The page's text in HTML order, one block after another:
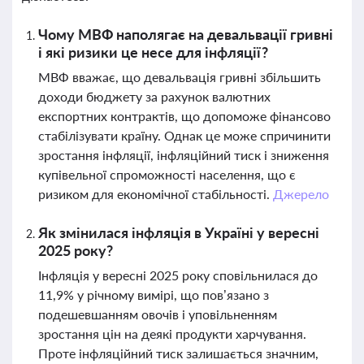
Чому МВФ наполягає на девальвації гривні
і які ризики це несе для інфляції?
МВФ вважає, що девальвація гривні збільшить
доходи бюджету за рахунок валютних
експортних контрактів, що допоможе фінансово
стабілізувати країну. Однак це може спричинити
зростання інфляції, інфляційний тиск і зниження
купівельної спроможності населення, що є
ризиком для економічної стабільності. Джерело
Як змінилася інфляція в Україні у вересні
2025 року?
Інфляція у вересні 2025 року сповільнилася до
11,9% у річному вимірі, що пов’язано з
подешевшанням овочів і уповільненням
зростання цін на деякі продукти харчування.
Проте інфляційний тиск залишається значним,